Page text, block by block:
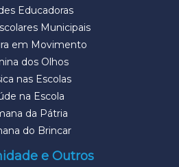
Educadoras
Municipais
em Movimento
dos Olhos
nas Escolas
na Escola
da Pátria
do Brincar
e Outros